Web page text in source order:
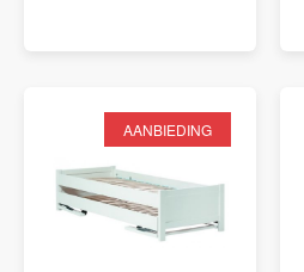
AANBIEDING